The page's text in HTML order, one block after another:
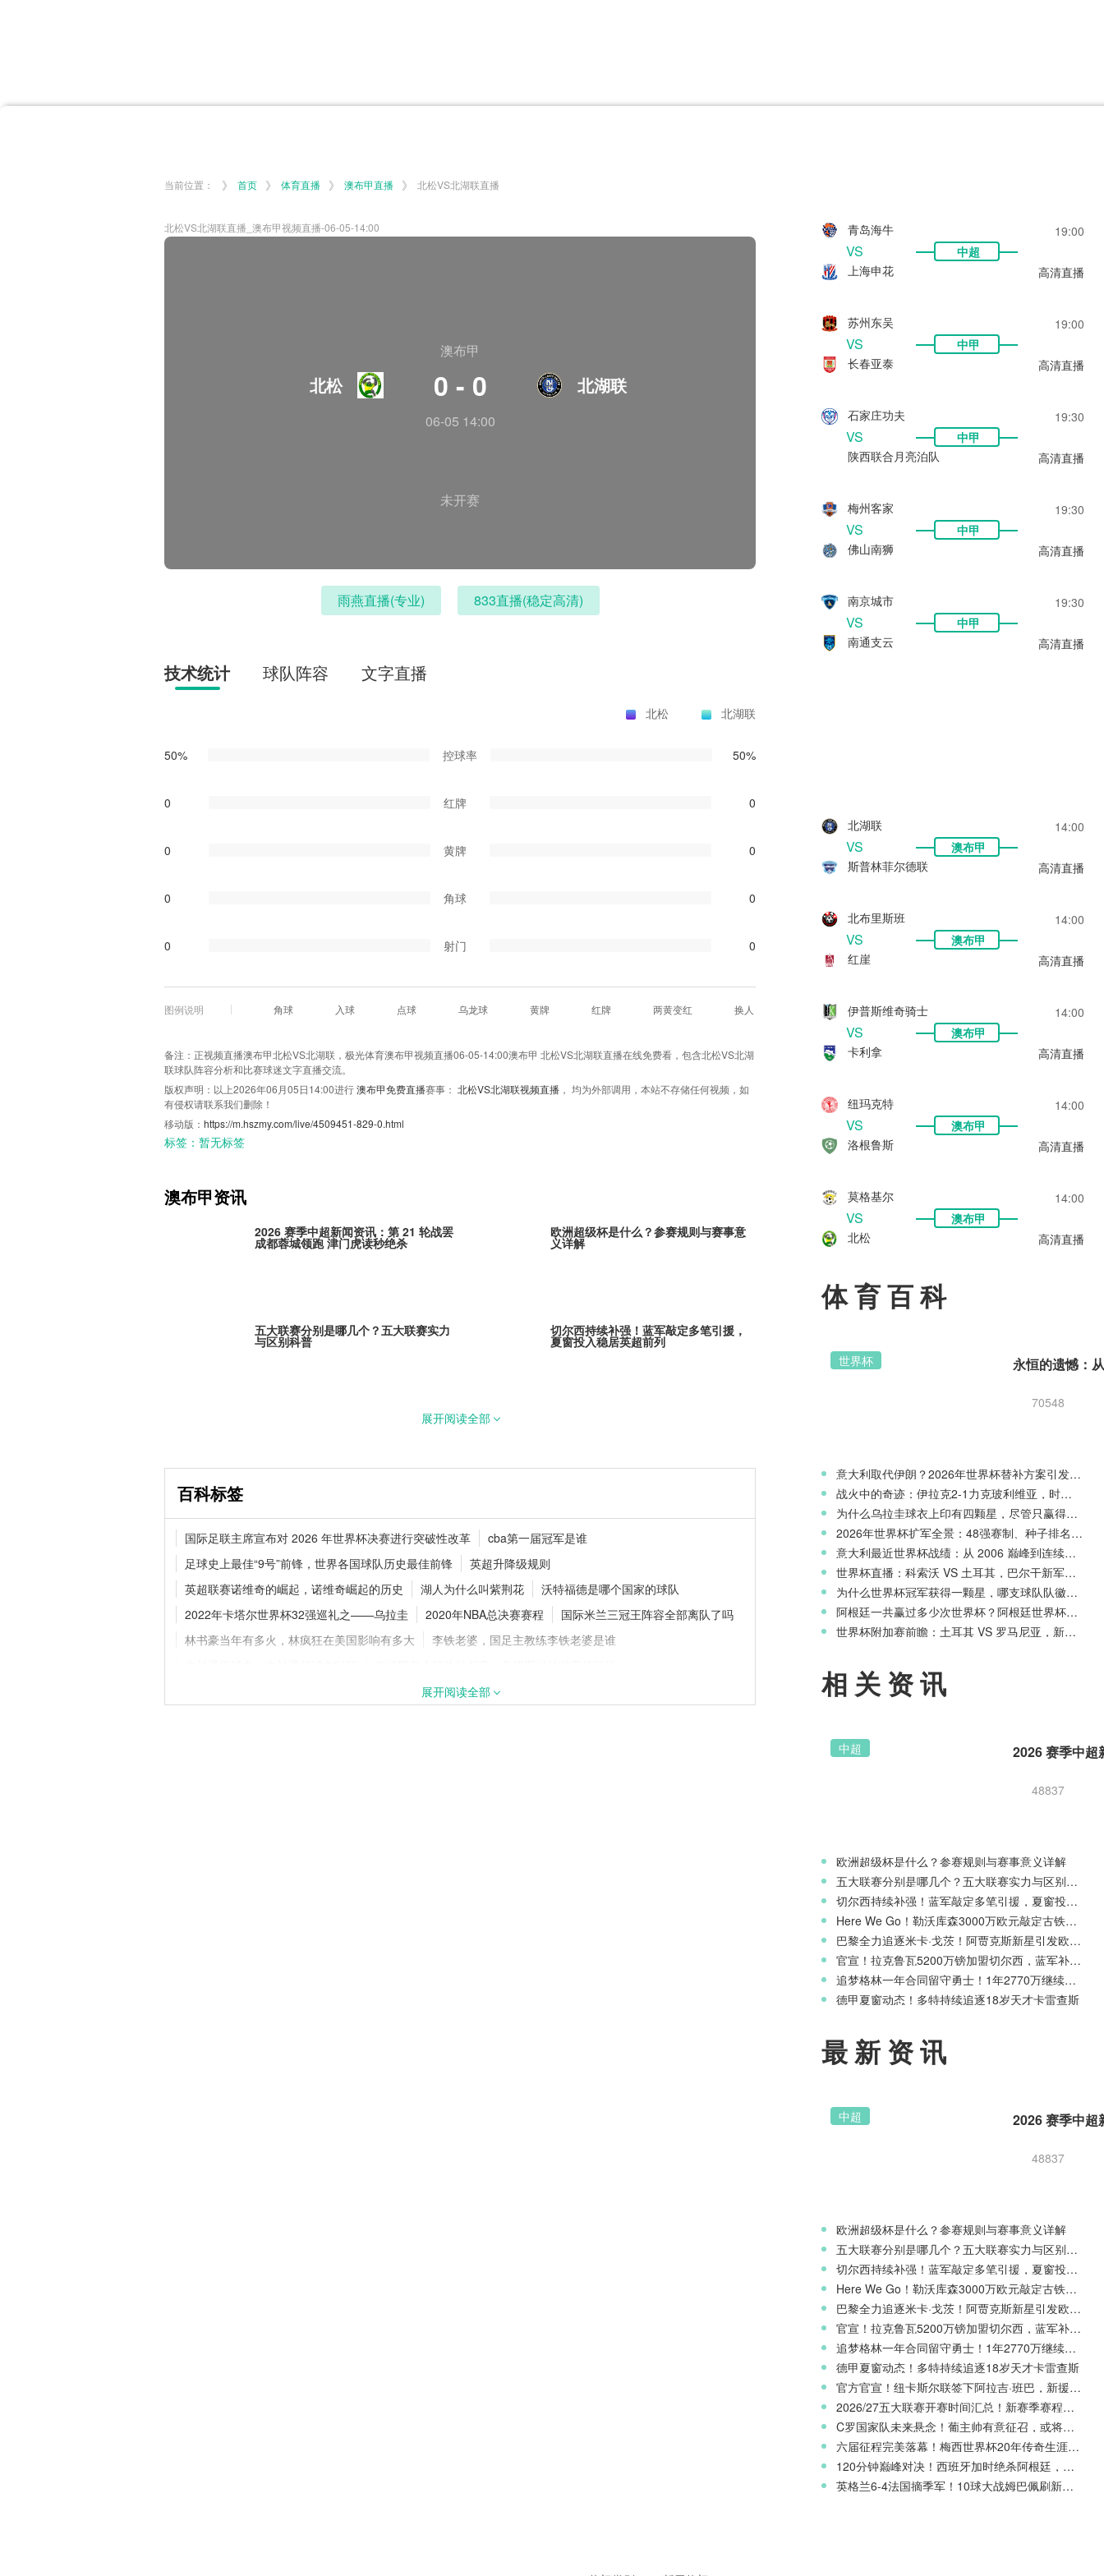
英超
德甲 西甲 法甲 美洲杯 韩K联 NBA 欧联杯 巴西甲
瑞典超
当前位置： 》 首页 》 体育直播 》 澳布甲直播 》 北松VS北湖联直播
北松VS北湖联直播_澳布甲视频直播-06-05-14:00
澳布甲
北松 0 - 0 北湖联
06-05 14:00
未开赛
雨燕直播(专业) 833直播(稳定高清)
技术统计 球队阵容 文字直播
北松 北湖联
50% 控球率 50%
0 红牌 0
0 黄牌 0
0 角球 0
0 射门 0
图例说明 角球 入球 点球 乌龙球 黄牌 红牌 两黄变红 换人
备注：正视频直播澳布甲北松VS北湖联，极光体育澳布甲视频直播06-05-14:00澳布甲 北松VS北湖联直播在线免费看，包含北松VS北湖
联球队阵容分析和比赛球迷文字直播交流。
版权声明：以上2026年06月05日14:00进行澳布甲免费直播赛事： 北松VS北湖联视频直播 ， 均为外部调用，本站不存储任何视频，如
有侵权请联系我们删除！
移动版： https://m.hszmy.com/live/4509451-829-0.html
标签： 暂无标签
澳布甲资讯
2026 赛季中超新闻资讯：第 21 轮战罢
成都蓉城领跑 津门虎读秒绝杀
欧洲超级杯是什么？参赛规则与赛事意
义详解
五大联赛分别是哪几个？五大联赛实力
与区别科普
切尔西持续补强！蓝军敲定多笔引援，
夏窗投入稳居英超前列
Here We Go！勒沃库森3000万欧元敲
蓝军补强后防线 继续搭档库里
德甲夏窗动态！多特持续追逐18岁天才
卡雷查斯
官方官宣！纽卡斯尔联签下阿拉吉·班
巴，新援身披8号战袍
展开阅读全部
百科标签
国际足联主席宣布对 2026 年世界杯决赛进行突破性改革
cba第一届冠军是谁
足球史上最佳“9号”前锋，世界各国球队历史最佳前锋
英超升降级规则
英超联赛诺维奇的崛起，诺维奇崛起的历史
湖人为什么叫紫荆花
沃特福德是哪个国家的球队
2022年卡塔尔世界杯32强巡礼之——乌拉圭
2020年NBA总决赛赛程
国际米兰三冠王阵容全部离队了吗
林书豪当年有多火，林疯狂在美国影响有多大
李铁老婆，国足主教练李铁老婆是谁
勇士73胜9负，勇士73胜骑士是多少胜
展开阅读全部
青岛海牛 19:00
VS
中超
上海申花
高清直播
苏州东吴 19:00
VS
中甲
长春亚泰
高清直播
石家庄功夫 19:30
VS
中甲
陕西联合月亮泊队
高清直播
梅州客家 19:30
VS
中甲
佛山南狮
高清直播
南京城市 19:30
VS
中甲
南通支云
高清直播
北湖联 14:00
VS
澳布甲
斯普林菲尔德联
高清直播
北布里斯班 14:00
VS
澳布甲
红崖
高清直播
伊普斯维奇骑士 14:00
VS
澳布甲
卡利拿
高清直播
纽玛克特 14:00
VS
澳布甲
洛根鲁斯
高清直播
莫格基尔 14:00
VS
澳布甲
北松
高清直播
体育百科
世界杯
70548
意大利取代伊朗？2026年世界杯替补方案引发争议
战火中的奇迹：伊拉克2-1力克玻利维亚，时隔40年重返世界杯舞台
为什么乌拉圭球衣上印有四颗星，尽管只赢得两次世界杯冠军？
2026年世界杯扩军全景：48强赛制、种子排名与淘汰赛新规则
意大利最近世界杯战绩：从 2006 巅峰到连续三届无缘正赛的沉沦
世界杯直播：科索沃 VS 土耳其，巴尔干新军迎战星月军团
为什么世界杯冠军获得一颗星，哪支球队队徽上星星最多？
阿根廷一共赢过多少次世界杯？阿根廷世界杯历史战绩一览
世界杯附加赛前瞻：土耳其 VS 罗马尼亚，新月之星主场冲击世界杯
相关资讯
中超
48837
欧洲超级杯是什么？参赛规则与赛事意义详解
五大联赛分别是哪几个？五大联赛实力与区别科普
切尔西持续补强！蓝军敲定多笔引援，夏窗投入稳居英超前列
Here We Go！勒沃库森3000万欧元敲定古铁雷斯，寻找格里马尔多继任者
巴黎全力追逐米卡·戈茨！阿贾克斯新星引发欧冠豪门争夺
官宣！拉克鲁瓦5200万镑加盟切尔西，蓝军补强后防线
追梦格林一年合同留守勇士！1年2770万继续搭档库里
德甲夏窗动态！多特持续追逐18岁天才卡雷查斯
最新资讯
中超
48837
欧洲超级杯是什么？参赛规则与赛事意义详解
五大联赛分别是哪几个？五大联赛实力与区别科普
切尔西持续补强！蓝军敲定多笔引援，夏窗投入稳居英超前列
Here We Go！勒沃库森3000万欧元敲定古铁雷斯，寻找格里马尔多继任者
巴黎全力追逐米卡·戈茨！阿贾克斯新星引发欧冠豪门争夺
官宣！拉克鲁瓦5200万镑加盟切尔西，蓝军补强后防线
追梦格林一年合同留守勇士！1年2770万继续搭档库里
德甲夏窗动态！多特持续追逐18岁天才卡雷查斯
官方官宣！纽卡斯尔联签下阿拉吉·班巴，新援身披8号战袍
2026/27五大联赛开赛时间汇总！新赛季赛程官宣
C罗国家队未来悬念！葡主帅有意征召，或将出战欧国联
六届征程完美落幕！梅西世界杯20年传奇生涯完整回顾
120分钟巅峰对决！西班牙加时绝杀阿根廷，斩获2026世界杯冠军
英格兰6-4法国摘季军！10球大战姆巴佩刷新世界杯纪录